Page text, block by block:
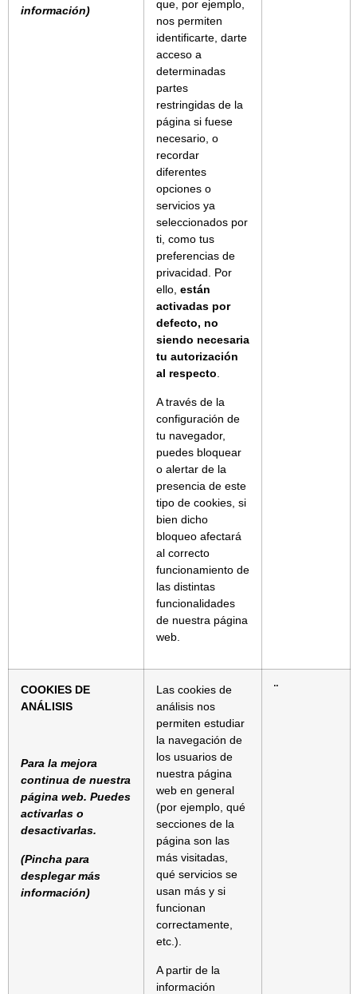
información)
que, por ejemplo,
nos permiten
identificarte, darte
acceso a
determinadas
partes
restringidas de la
página si fuese
necesario, o
recordar
diferentes
opciones o
servicios ya
seleccionados por
ti, como tus
preferencias de
privacidad. Por
ello, están
activadas por
defecto, no
siendo necesaria
tu autorización
al respecto.
A través de la
configuración de
tu navegador,
puedes bloquear
o alertar de la
presencia de este
tipo de cookies, si
bien dicho
bloqueo afectará
al correcto
funcionamiento de
las distintas
funcionalidades
de nuestra página
web.
COOKIES DE
ANÁLISIS
Para la mejora
continua de nuestra
página web. Puedes
activarlas o
desactivarlas.
(Pincha para
desplegar más
información)
Las cookies de
análisis nos
permiten estudiar
la navegación de
los usuarios de
nuestra página
web en general
(por ejemplo, qué
secciones de la
página son las
más visitadas,
qué servicios se
usan más y si
funcionan
correctamente,
etc.).
A partir de la
información
¨